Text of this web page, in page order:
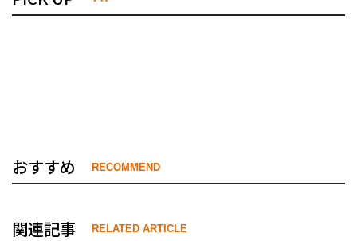
おすすめ RECOMMEND
関連記事 RELATED ARTICLE